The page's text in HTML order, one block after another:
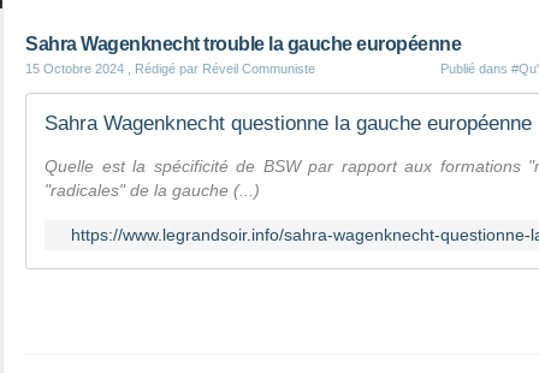
Sahra Wagenknecht trouble la gauche européenne
15 Octobre 2024 , Rédigé par Réveil Communiste Publié dans
Sahra Wagenknecht questionne la gauche européenne
Quelle est la spécificité de BSW par rapport aux formations
"radicales" de la gauche (...)
https://www.legrandsoir.info/sahra-wagenknecht-